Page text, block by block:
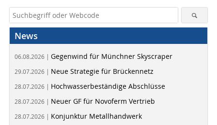
News
06.08.2026 | Gegenwind für Münchner Skyscraper
29.07.2026 | Neue Strategie für Brückennetz
28.07.2026 | Hochwasserbeständige Abschlüsse
28.07.2026 | Neuer GF für Novoferm Vertrieb
28.07.2026 | Konjunktur Metallhandwerk